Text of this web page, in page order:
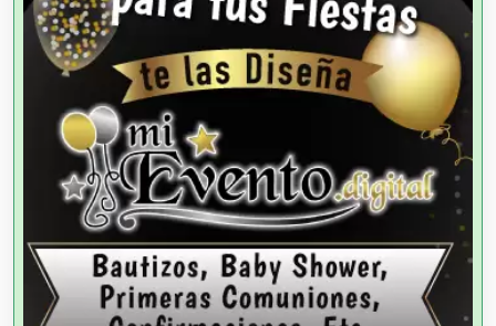
Agencias de Cobranza
Agencias de Colocación
Agencias de Modelos
Agencias de Publicidad